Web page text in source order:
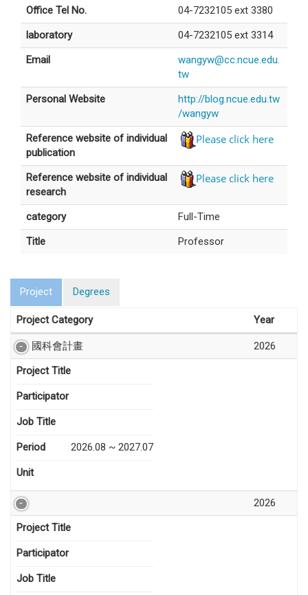
Office Tel No.
04-7232105 ext 3380
laboratory
04-7232105 ext 3314
Email
wangyw@cc.ncue.edu.
tw
Personal Website
http://blog.ncue.edu.tw
/wangyw
Reference website of individual
publication
Please click here
Reference website of individual
research
Please click here
category
Full-Time
Title
Professor
Project Degrees
Project Category Year
國科會計畫
2026
Project Title
Participator
Job Title
Period 2026.08 ~ 2027.07
Unit
2026
Project Title
Participator
Job Title